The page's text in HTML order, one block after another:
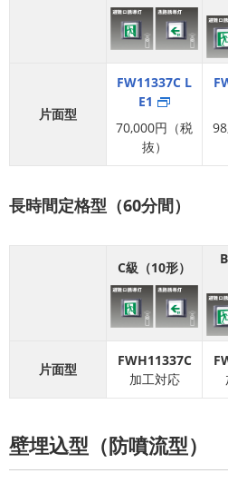
片面型
FW11337C L
E1
70,000円（税
抜）
長時間定格型（60分間）
C級（10形）
片面型
FWH11337C
加工対応
壁埋込型（防噴流型）